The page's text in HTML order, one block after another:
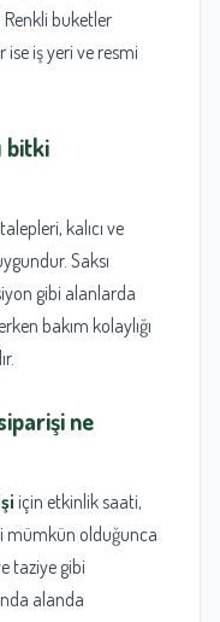
buketler
iş yeri ve resmi
bitki
talepleri, kalıcı ve
Saksı
gibi alanlarda
bakım kolaylığı
ne
için etkinlik saati,
mümkün olduğunca
taziye gibi
alanda